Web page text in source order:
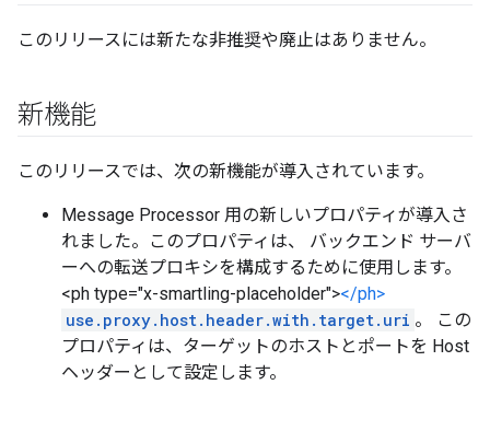
このリリースには新たな非推奨や廃止はありません。
新機能
このリリースでは、次の新機能が導入されています。
Message Processor 用の新しいプロパティが導入さ
れました。このプロパティは、 バックエンド サーバ
ーへの転送プロキシを構成するために使用します。
<ph type="x-smartling-placeholder"></ph>
use.proxy.host.header.with.target.uri 。 この
プロパティは、ターゲットのホストとポートを Host
ヘッダーとして設定します。